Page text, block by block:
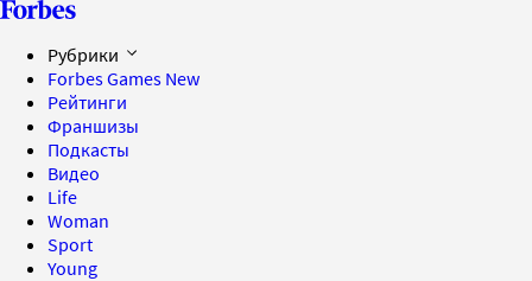
Рубрики
Forbes Games New
Рейтинги
Франшизы
Подкасты
Видео
Life
Woman
Sport
Young